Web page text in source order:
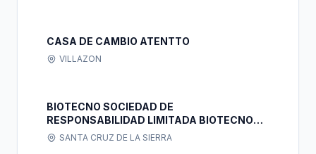
CASA DE CAMBIO ATENTTO
VILLAZON
BIOTECNO SOCIEDAD DE
RESPONSABILIDAD LIMITADA BIOTECNO
LTDA.
SANTA CRUZ DE LA SIERRA